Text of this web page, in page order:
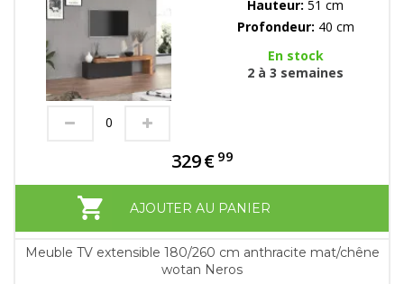
Hauteur: 51 cm
Profondeur: 40 cm
En stock
2 à 3 semaines
329€ 99
AJOUTER AU PANIER
Meuble TV extensible 180/260 cm anthracite mat/chêne
wotan Neros